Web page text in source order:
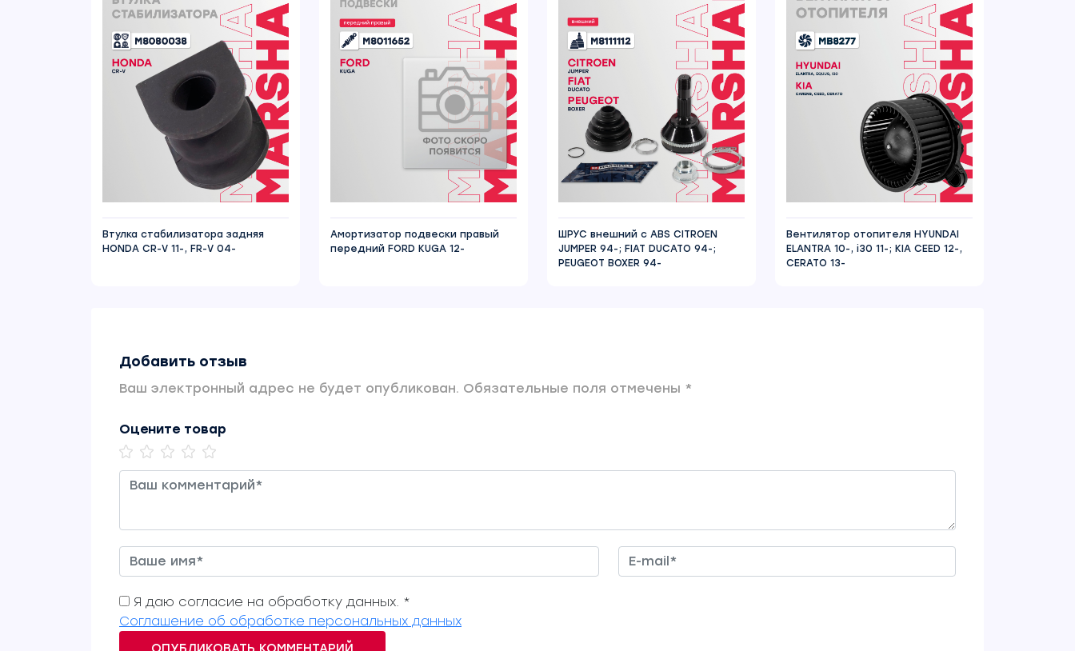
Втулка стабилизатора задняя
HONDA CR-V 11-, FR-V 04-
Амортизатор подвески правый
передний FORD KUGA 12-
ШРУС внешний с ABS CITROEN
JUMPER 94-; FIAT DUCATO 94-;
PEUGEOT BOXER 94-
Вентилятор отопителя HYUNDAI
ELANTRA 10-, i30 11-; KIA CEED 12-,
CERATO 13-
Добавить отзыв
Ваш электронный адрес не будет опубликован. Обязательные поля отмечены *
Оцените товар
Я даю согласие на обработку данных. *
Соглашение об обработке персональных данных